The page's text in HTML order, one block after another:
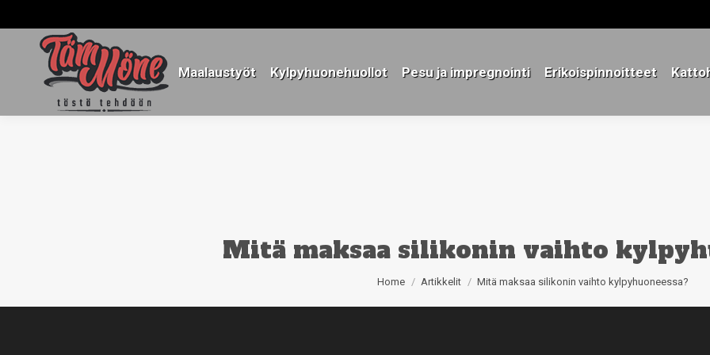
Maalaustyöt Kylpyhuonehuollot Pesu ja impregnointi Erikoispinnoitteet
Mitä maksaa silikonin vaihto
You are here:
Home Artikkelit Mitä maksaa silikonin vaihto kylpyhuoneessa?
Maalaustyöt Kylpyhuonehuollot Pesu ja impregnointi Erikoispinnoitteet